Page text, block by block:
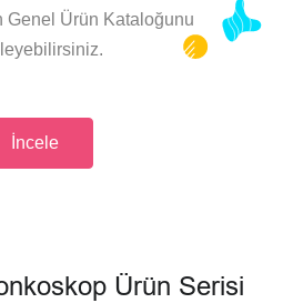
Genel Ürün Kataloğunu
İncele
Ürün Serisi